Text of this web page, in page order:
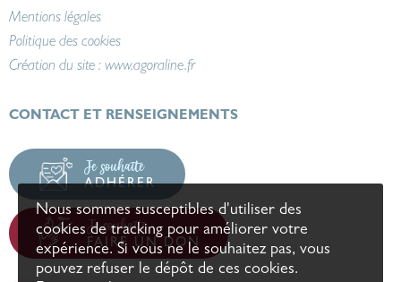
Nous sommes susceptibles d'utiliser des
cookies de tracking pour améliorer votre
expérience. Si vous ne le souhaitez pas, vous
pouvez refuser le dépôt de ces cookies.
Mentions légales
Politique des cookies
Création du site : www.agoraline.fr
CONTACT ET RENSEIGNEMENTS
Je souhaite
ADHÉRER
Je souhaite
FAIRE UN DON